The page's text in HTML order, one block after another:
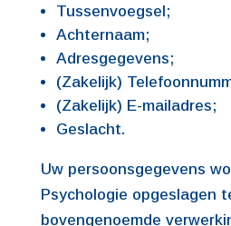
Tussenvoegsel;
Achternaam;
Adresgegevens;
(Zakelijk)
(Zakelijk) E-mailadres;
Geslacht.
Uw persoonsgegevens
Psychologie opgeslagen
bovengenoemde